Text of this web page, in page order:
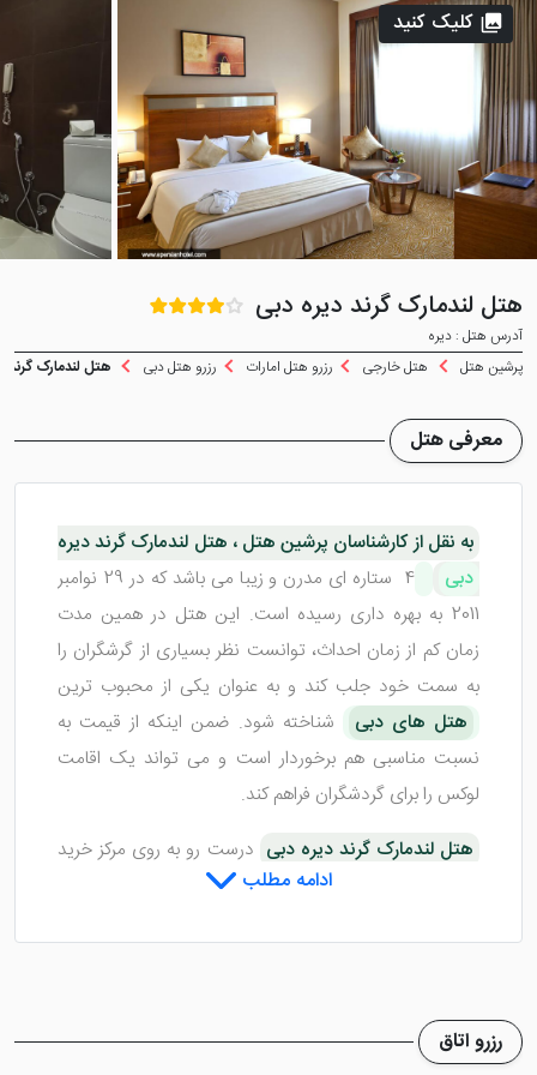
هتل لندمارک گرند دیره دبی
آدرس هتل : دیره
پرشین هتل
هتل خارجی رزرو هتل امارات رزرو هتل دبی هتل لندمارک گرند
کلیک کنید
معرفی هتل
به نقل از کارشناسان پرشین هتل ، هتل لندمارک گرند دیره
دبی
4 ستاره ای مدرن و زیبا می باشد که در 29 نوامبر
2011 به بهره داری رسیده است. این هتل در همین مدت
زمان کم از زمان احداث، توانست نظر بسیاری از گرشگران را
به سمت خود جلب کند و به عنوان یکی از محبوب ترین
هتل های دبی
شناخته شود. ضمن اینکه از قیمت به
نسبت مناسبی هم برخوردار است و می تواند یک اقامت
لوکس را برای گردشگران فراهم کند.
هتل لندمارک گرند دیره دبی درست رو به روی مرکز خرید
الغریر، خیابان الرقه واقع شده است که همین امر سبب
مند به کسب اطلاعات کامل از این هتل برای
هستید، با ما تا انتهای مطلب همراه شوید.
ادامه مطلب
رزرو اتاق